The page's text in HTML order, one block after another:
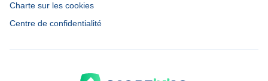
Charte sur les cookies
Centre de confidentialité